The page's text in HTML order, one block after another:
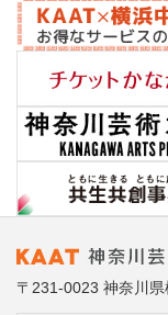
〒231-0023 神奈川